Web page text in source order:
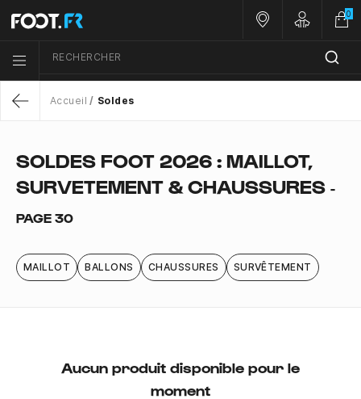
Menu list icon
RECHERCHER
Nos magasins
Customer
0
Accueil Soldes
SOLDES FOOT 2026 : MAILLOT,
SURVETEMENT & CHAUSSURES -
PAGE 30
MAILLOT BALLONS CHAUSSURES SURVÊTEMENT
Aucun produit disponible pour le
moment